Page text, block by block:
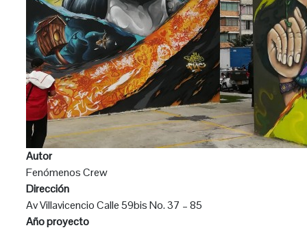
Autor
Fenómenos Crew
Dirección
Av Villavicencio Calle 59bis No. 37 – 85
Año proyecto